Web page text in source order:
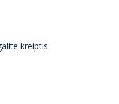
kreiptis: